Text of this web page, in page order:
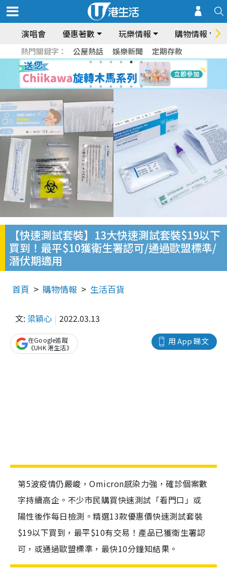
演唱會 優惠著數 玩樂情報 購物情報
熱門關鍵字： 公屋熱話 娛樂新聞 定期存款
【快速測試套裝】13大快速測試套裝$19以下
買到！最平$10獲衛生署認可/通過歐盟標準/
潛伏期適用
首頁 購物情報 生活百貨
文: 梁穎心 2022.03.13
用 App 睇文
在Google追蹤
《UHK 港生活》
第5波疫情仍嚴峻，Omicron感染力強，確診個案數
字持續高企。不少市民購買快速測試「看門口」或
陽性後作每日檢測。精選13款優惠價快速測試套裝
$19以下買到，最平$10有交易！產品已獲衛生署認
可，或通過歐盟標準，最快10分鐘知結果。